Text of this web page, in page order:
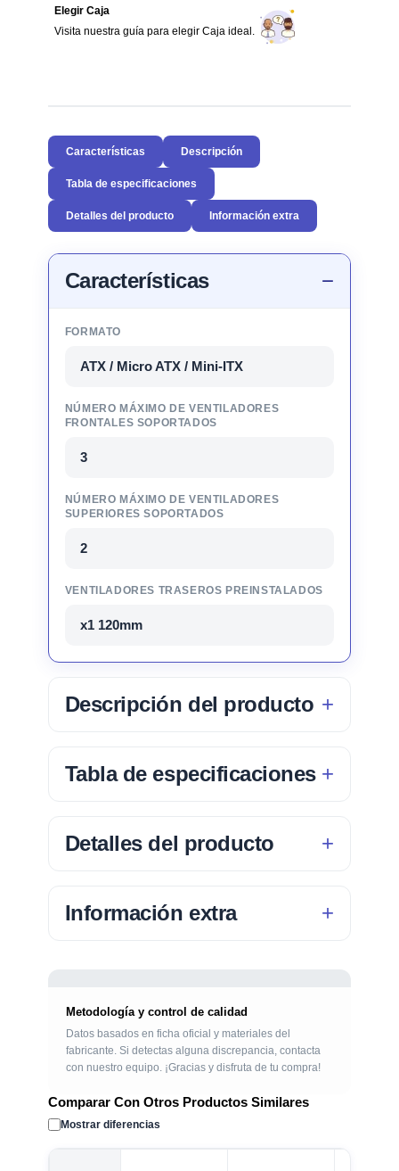
Elegir Caja
Visita nuestra guía para elegir Caja ideal.
Características Descripción
Tabla de especificaciones
Detalles del producto Información extra
Características
FORMATO
ATX / Micro ATX / Mini-ITX
NÚMERO MÁXIMO DE VENTILADORES
FRONTALES SOPORTADOS
3
NÚMERO MÁXIMO DE VENTILADORES
SUPERIORES SOPORTADOS
2
VENTILADORES TRASEROS PREINSTALADOS
x1 120mm
Descripción del producto
Tabla de especificaciones
Detalles del producto
Información extra
Metodología y control de calidad
Datos basados en ficha oficial y materiales del
fabricante. Si detectas alguna discrepancia, contacta
con nuestro equipo. ¡Gracias y disfruta de tu compra!
Comparar Con Otros Productos Similares
Mostrar diferencias